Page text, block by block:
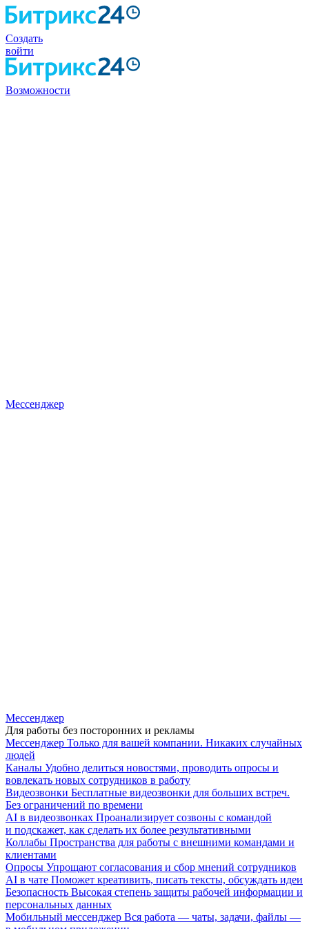
Создать
войти
Возможности
Мессенджер
Мессенджер
Для работы без посторонних и рекламы
Мессенджер Только для вашей компании. Никаких случайных
людей
Каналы Удобно делиться новостями, проводить опросы и
вовлекать новых сотрудников в работу
Видеозвонки Бесплатные видеозвонки для больших встреч.
Без ограничений по времени
AI в видеозвонках Проанализирует созвоны с командой
и подскажет, как сделать их более результативными
Коллабы Пространства для работы с внешними командами и
клиентами
Опросы Упрощают согласования и сбор мнений сотрудников
AI в чате Поможет креативить, писать тексты, обсуждать идеи
Безопасность Высокая степень защиты рабочей информации и
персональных данных
Мобильный мессенджер Вся работа — чаты, задачи, файлы —